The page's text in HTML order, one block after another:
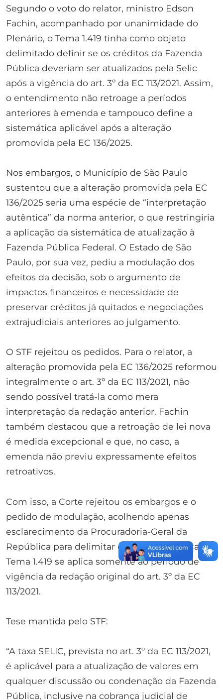
Segundo o voto do relator, ministro Edson
Fachin, acompanhado por unanimidade do
Plenário, o Tema 1.419 tinha como objeto
delimitado definir se os créditos da Fazenda
Pública deveriam ser atualizados pela Selic
após a vigência do art. 3º da EC 113/2021. Assim,
o entendimento não retroage a períodos
anteriores à emenda e tampouco define a
sistemática aplicável após a alteração
promovida pela EC 136/2025.
Nos embargos, o Município de São Paulo
sustentou que a alteração promovida pela EC
136/2025 seria uma espécie de “interpretação
autêntica” da norma anterior, o que restringiria
a aplicação da sistemática de atualização à
Fazenda Pública Federal. O Estado de São
Paulo, por sua vez, pediu a modulação dos
efeitos da decisão, sob o argumento de
impactos financeiros e necessidade de
preservar créditos já quitados e negociações
extrajudiciais anteriores ao julgamento.
O STF rejeitou os pedidos. Para o relator, a
alteração promovida pela EC 136/2025 reformou
integralmente o art. 3º da EC 113/2021, não
sendo possível tratá-la como mera
interpretação da redação anterior. Fachin
também destacou que a retroação de lei nova
é medida excepcional e que, no caso, a
emenda não previu expressamente efeitos
retroativos.
Com isso, a Corte rejeitou os embargos e o
pedido de modulação, acolhendo apenas
esclarecimento da Procuradoria-Geral da
República para delimitar que a tese jurídica do
Tema 1.419 se aplica somente ao período de
vigência da redação original do art. 3º da EC
113/2021.
Tese mantida pelo STF:
“A taxa SELIC, prevista no art. 3º da EC 113/2021,
é aplicável para a atualização de valores em
qualquer discussão ou condenação da Fazenda
Pública, inclusive na cobrança judicial de